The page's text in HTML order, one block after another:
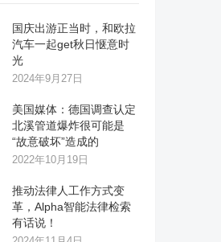
国庆出游正当时，和欧拉
汽车一起get秋日惬意时
光
2024年9月27日
美国媒体：德国调查认定
北溪管道爆炸很可能是
“故意破坏”造成的
2022年10月19日
推动法律人工作方式变
革，Alpha智能法律检索
有话说！